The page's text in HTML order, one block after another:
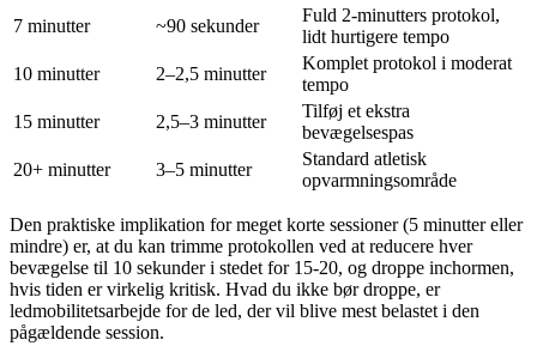
7 minutter
~90 sekunder
Fuld 2-minutters protokol,
lidt hurtigere tempo
10 minutter
2–2,5 minutter
Komplet protokol i moderat
tempo
15 minutter
2,5–3 minutter
Tilføj et ekstra
bevægelsespas
20+ minutter
3–5 minutter
Standard atletisk
opvarmningsområde
Den praktiske implikation for meget korte sessioner (5 minutter eller
mindre) er, at du kan trimme protokollen ved at reducere hver
bevægelse til 10 sekunder i stedet for 15-20, og droppe inchormen,
hvis tiden er virkelig kritisk. Hvad du ikke bør droppe, er
ledmobilitetsarbejde for de led, der vil blive mest belastet i den
pågældende session.